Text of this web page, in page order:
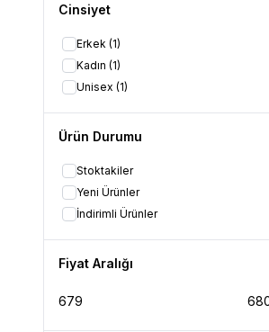
Cinsiyet
Erkek (1)
Kadın (1)
Unisex (1)
Ürün Durumu
Stoktakiler
Yeni Ürünler
İndirimli Ürünler
Fiyat Aralığı